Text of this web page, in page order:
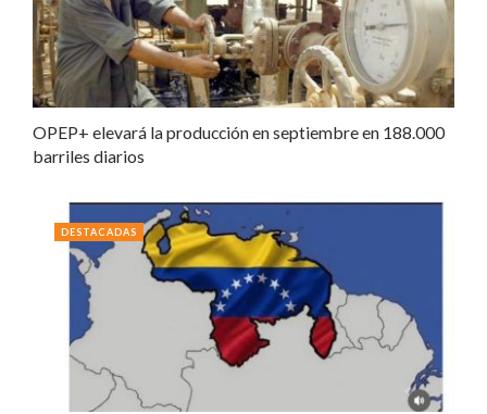
OPEP+ elevará la producción en septiembre en 188.000
barriles diarios
DESTACADAS